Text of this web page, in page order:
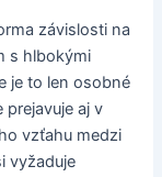
závislosti na
s hlbokými
je to len osobné
aj v
vzťahu medzi
vyžaduje